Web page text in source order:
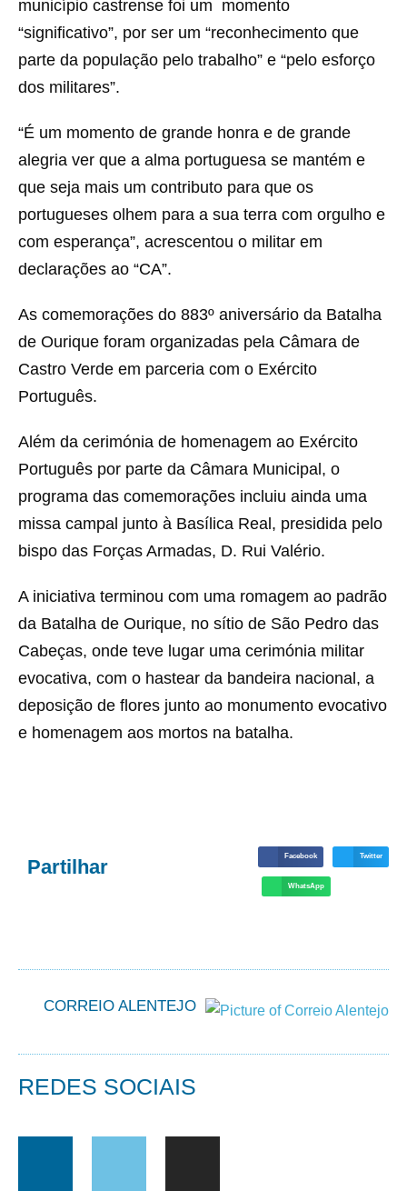
município castrense foi um momento
“significativo”, por ser um “reconhecimento que
parte da população pelo trabalho” e “pelo esforço
dos militares”.
“É um momento de grande honra e de grande
alegria ver que a alma portuguesa se mantém e
que seja mais um contributo para que os
portugueses olhem para a sua terra com orgulho e
com esperança”, acrescentou o militar em
declarações ao “CA”.
As comemorações do 883º aniversário da Batalha
de Ourique foram organizadas pela Câmara de
Castro Verde em parceria com o Exército
Português.
Além da cerimónia de homenagem ao Exército
Português por parte da Câmara Municipal, o
programa das comemorações incluiu ainda uma
missa campal junto à Basílica Real, presidida pelo
bispo das Forças Armadas, D. Rui Valério.
A iniciativa terminou com uma romagem ao padrão
da Batalha de Ourique, no sítio de São Pedro das
Cabeças, onde teve lugar uma cerimónia militar
evocativa, com o hastear da bandeira nacional, a
deposição de flores junto ao monumento evocativo
e homenagem aos mortos na batalha.
Partilhar Facebook Twitter
WhatsApp
CORREIO ALENTEJO
REDES SOCIAIS